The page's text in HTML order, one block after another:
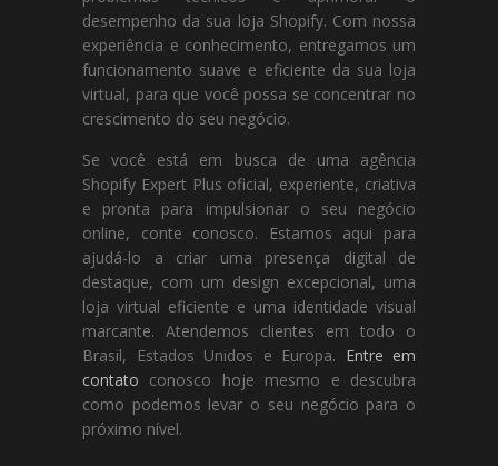
desempenho da sua loja Shopify. Com nossa
experiência e conhecimento, entregamos um
funcionamento suave e eficiente da sua loja
virtual, para que você possa se concentrar no
crescimento do seu negócio.
Se você está em busca de uma agência
Shopify Expert Plus oficial, experiente, criativa
e pronta para impulsionar o seu negócio
online, conte conosco. Estamos aqui para
ajudá-lo a criar uma presença digital de
destaque, com um design excepcional, uma
loja virtual eficiente e uma identidade visual
marcante. Atendemos clientes em todo o
Brasil, Estados Unidos e Europa. Entre em
contato conosco hoje mesmo e descubra
como podemos levar o seu negócio para o
próximo nível.